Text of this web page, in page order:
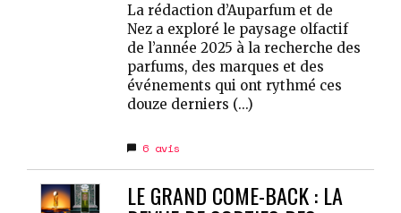
La rédaction d’Auparfum et de
Nez a exploré le paysage olfactif
de l’année 2025 à la recherche des
parfums, des marques et des
événements qui ont rythmé ces
douze derniers (...)
6 avis
LE GRAND COME-BACK : LA